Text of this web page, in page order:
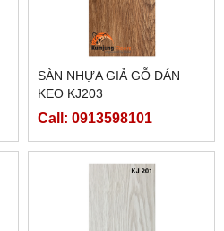
SÀN NHỰA GIẢ GỖ DÁN
KEO KJ203
Call: 0913598101